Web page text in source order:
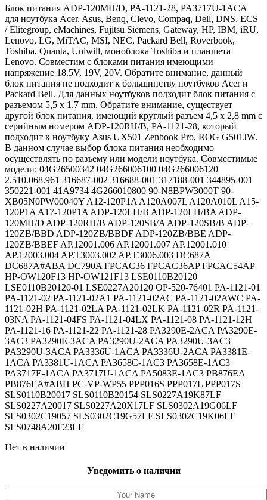
составляла
3,588.00₽.
3,289.00₽.
Блок питания ADP-120MH/D, PA-1121-28, PA3717U-1ACA
для ноутбука Acer, Asus, Benq, Clevo, Compaq, Dell, DNS, ECS
/ Elitegroup, eMachines, Fujitsu Siemens, Gateway, HP, IBM, iRU,
Lenovo, LG, MiTAC, MSI, NEC, Packard Bell, Roverbook,
Toshiba, Quanta, Uniwill, моноблока Toshiba и планшета
Lenovo. Совместим с блоками питания имеющими
напряжение 18.5V, 19V, 20V. Обратите внимание, данный
блок питания не подходит к большинству ноутбуков Acer и
Packard Bell. Для данных ноутбуков подходит блок питания с
разъемом 5,5 x 1,7 mm. Обратите внимание, существует
другой блок питания, имеющий круглый разъем 4,5 x 2,8 mm с
серийным номером ADP-120RH/B, PA-1121-28, который
подходит к ноутбуку Asus UX501 Zenbook Pro, ROG G501JW.
В данном случае выбор блока питания необходимо
осуществлять по разъему или модели ноутбука. Совместимые
модели: 04G26500342 04G266006100 04G266006120
2.510.068.961 316687-002 316688-001 317188-001 344895-001
350221-001 41A9734 4G266010800 90-N8BPW3000T 90-
XB05N0PW00040Y A12-120P1A A120A007L A120A010L A15-
120P1A A17-120P1A ADP-120LH/B ADP-120LH/BA ADP-
120MH/D ADP-120RH/B ADP-120SB/A ADP-120SB/B ADP-
120ZB/BBD ADP-120ZB/BBDF ADP-120ZB/BBE ADP-
120ZB/BBEF AP.12001.006 AP.12001.007 AP.12001.010
AP.12003.004 AP.T3003.002 AP.T3006.003 DC687A
DC687A#ABA DC790A FPCAC36 FPCAC36AP FPCAC54AP
HP-OW120F13 HP-OW121F13 LSE0110B20120
LSE0110B20120-01 LSE0227A20120 OP-520-76401 PA-1121-01
PA-1121-02 PA-1121-02A1 PA-1121-02AC PA-1121-02AWC PA-
1121-02H PA-1121-02LA PA-1121-02LK PA-1121-02R PA-1121-
03NA PA-1121-04FS PA-1121-04LX PA-1121-08 PA-1121-12H
PA-1121-16 PA-1121-22 PA-1121-28 PA3290E-2ACA PA3290E-
3AC3 PA3290E-3ACA PA3290U-2ACA PA3290U-3AC3
PA3290U-3ACA PA3336U-1ACA PA3336U-2ACA PA3381E-
1ACA PA3381U-1ACA PA3658C-1AC3 PA3658E-1AC3
PA3717E-1ACA PA3717U-1ACA PA5083E-1AC3 PB876EA
PB876EA#ABH PC-VP-WP55 PPP016S PPP017L PPP017S
SLS0110B20017 SLS0110B20154 SLS0227A19K87LF
SLS0227A20017 SLS0227A20X17LF SLS0302A19G06LF
SLS0302C19057 SLS0302C19G57LF SLS0302C19K06LF
SLS0748A20F23LF
Нет в наличии
Уведомить о наличии